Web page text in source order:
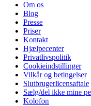
Om os
Blog
Presse
Priser
Kontakt
Hjælpecenter
Privatlivspolitik
Cookieindstillinger
Vilkår og betingelser
Slutbrugerlicensaftale
Sælg/del ikke mine
Kolofon